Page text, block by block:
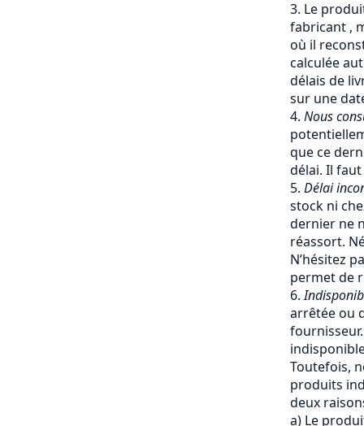
Le
fabricant ,
où il
calculée
délais de
sur une
Nous
que ce
délai. Il
Délai
stock ni
dernier ne
réassort.
N’hésitez
permet de
arrêtée ou
Toutefois,
produits
deux
a) Le